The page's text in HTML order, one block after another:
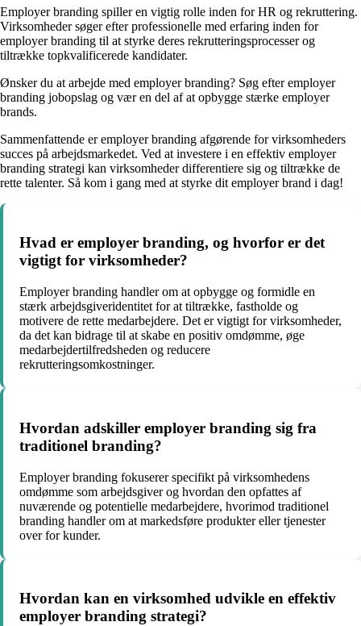
Employer branding spiller en vigtig rolle inden for HR og rekruttering.
Virksomheder søger efter professionelle med erfaring inden for
employer branding til at styrke deres rekrutteringsprocesser og
tiltrække topkvalificerede kandidater.
Ønsker du at arbejde med employer branding? Søg efter employer
branding jobopslag og vær en del af at opbygge stærke employer
brands.
Sammenfattende er employer branding afgørende for virksomheders
succes på arbejdsmarkedet. Ved at investere i en effektiv employer
branding strategi kan virksomheder differentiere sig og tiltrække de
rette talenter. Så kom i gang med at styrke dit employer brand i dag!
Hvad er employer branding, og hvorfor er det
vigtigt for virksomheder?
Employer branding handler om at opbygge og formidle en
stærk arbejdsgiveridentitet for at tiltrække, fastholde og
motivere de rette medarbejdere. Det er vigtigt for virksomheder,
da det kan bidrage til at skabe en positiv omdømme, øge
medarbejdertilfredsheden og reducere
rekrutteringsomkostninger.
Hvordan adskiller employer branding sig fra
traditionel branding?
Employer branding fokuserer specifikt på virksomhedens
omdømme som arbejdsgiver og hvordan den opfattes af
nuværende og potentielle medarbejdere, hvorimod traditionel
branding handler om at markedsføre produkter eller tjenester
over for kunder.
Hvordan kan en virksomhed udvikle en effektiv
employer branding strategi?